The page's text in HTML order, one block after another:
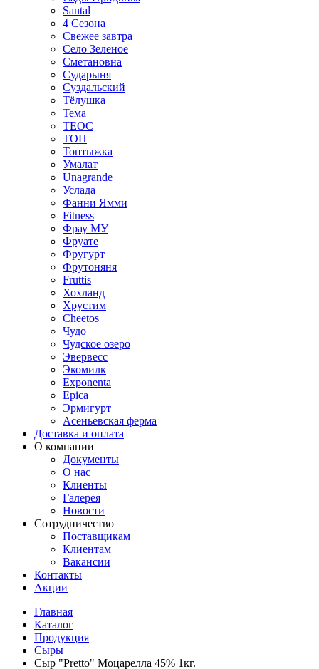
Santal
4 Сезона
Свежее завтра
Село Зеленое
Сметановна
Сударыня
Суздальский
Тёлушка
Тема
ТЕОС
ТОП
Топтыжка
Умалат
Unagrande
Услада
Фанни Ямми
Fitness
Фрау МУ
Фруате
Фругурт
Фрутоняня
Fruttis
Хохланд
Хрустим
Cheetos
Чудо
Чудское озеро
Эвервесс
Экомилк
Exponenta
Epica
Эрмигурт
Асеньевская ферма
Доставка и оплата
О компании
Документы
О нас
Клиенты
Галерея
Новости
Сотрудничество
Поставщикам
Клиентам
Вакансии
Контакты
Акции
Главная
Каталог
Продукция
Сыры
Сыр "Pretto" Моцарелла 45% 1кг.